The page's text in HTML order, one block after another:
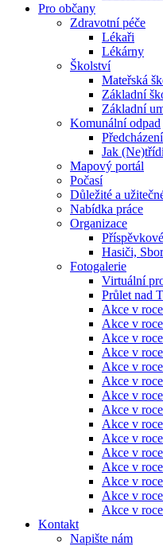
Pro občany
Zdravotní péče
Lékaři
Lékárny
Školství
Mateřská
Základní
Základní
Komunální odpad
Jak
Mapový portál
Počasí
Důležité a
Nabídka práce
Organizace
Hasiči,
Fotogalerie
Virtuální
Průlet nad
Akce v
Akce v
Akce v
Akce v
Akce v
Akce v
Akce v
Akce v
Akce v
Akce v
Akce v
Akce v
Akce v
Akce v
Akce v
Kontakt
Napište nám